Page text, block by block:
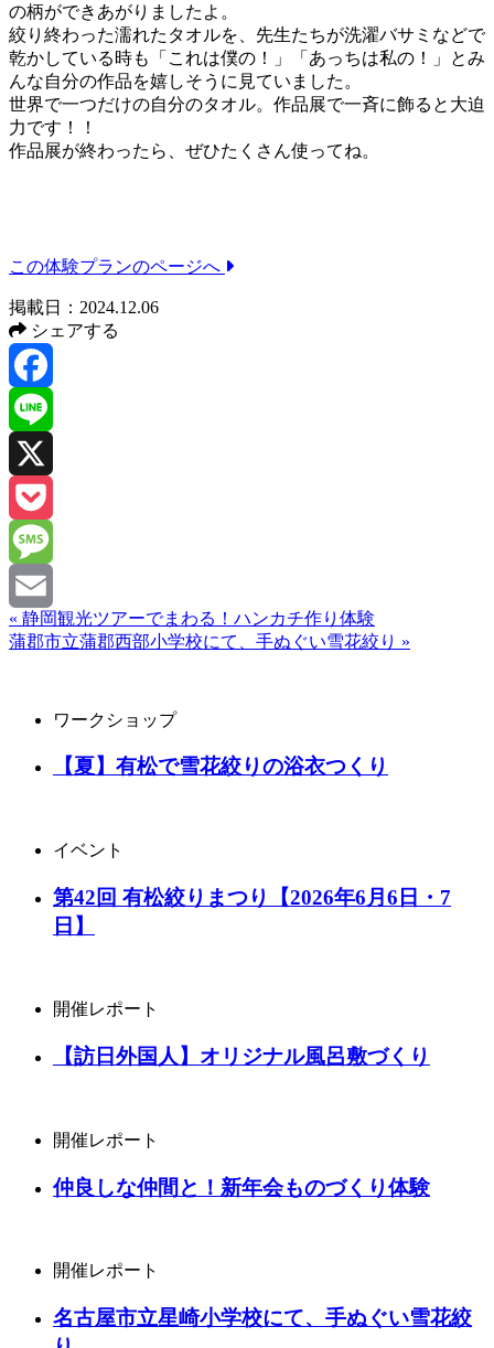
の柄ができあがりましたよ。
絞り終わった濡れたタオルを、先生たちが洗濯バサミなどで
乾かしている時も「これは僕の！」「あっちは私の！」とみ
んな自分の作品を嬉しそうに見ていました。
世界で一つだけの自分のタオル。作品展で一斉に飾ると大迫
力です！！
作品展が終わったら、ぜひたくさん使ってね。
この体験プランのページへ
掲載日：2024.12.06
シェアする
Facebook
Line
X
Pocket
Message
Email
« 静岡観光ツアーでまわる！ハンカチ作り体験
蒲郡市立蒲郡西部小学校にて、手ぬぐい雪花絞り »
ワークショップ
【夏】有松で雪花絞りの浴衣つくり
イベント
第42回 有松絞りまつり【2026年6月6日・7
日】
開催レポート
【訪日外国人】オリジナル風呂敷づくり
開催レポート
仲良しな仲間と！新年会ものづくり体験
開催レポート
名古屋市立星崎小学校にて、手ぬぐい雪花絞